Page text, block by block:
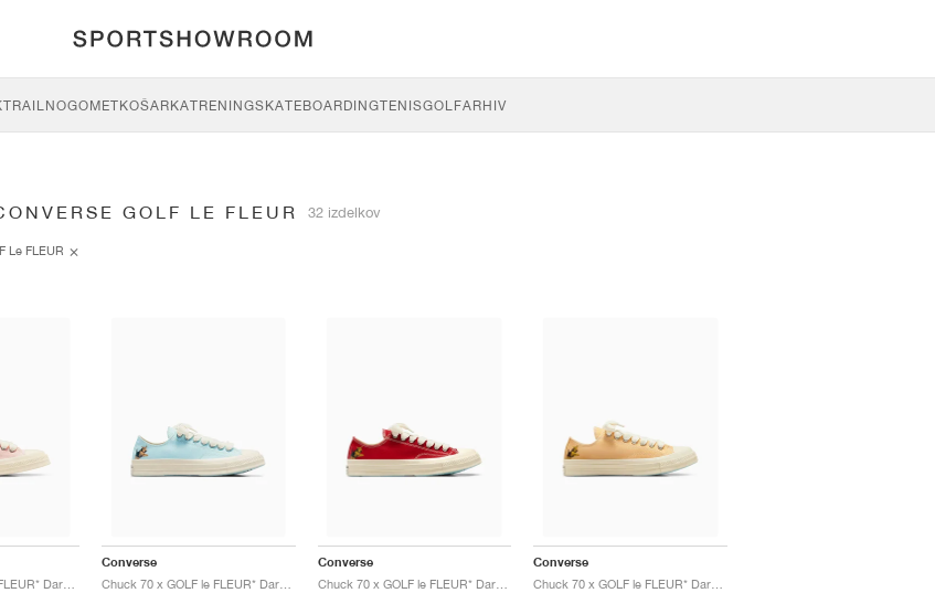
TRAILNOGOMETKOŠARKATRENINGSKATEBOARDINGTENISGOLFARHIV
GOLF LE FLEUR 32 izdelkov
Le FLEUR
Converse
Chuck 70 x GOLF le FLEUR* Darryl "Cooling Oasis"
Converse
Chuck 70 x GOLF le FLEUR* Darryl "Salsa"
Converse